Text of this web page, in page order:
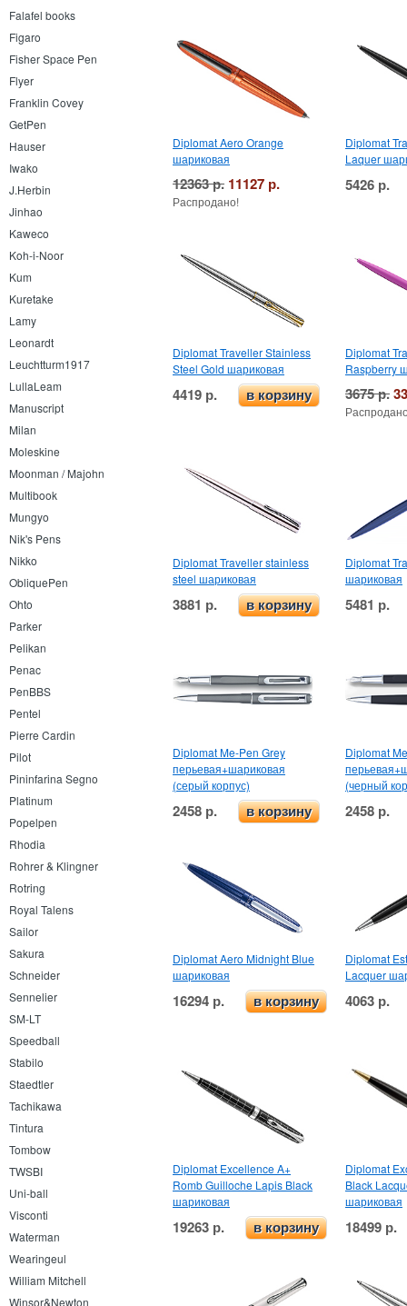
Falafel books
Figaro
Fisher Space Pen
Flyer
Franklin Covey
GetPen
Hauser
Iwako
J.Herbin
Jinhao
Kaweco
Koh-i-Noor
Kum
Kuretake
Lamy
Leonardt
Leuchtturm1917
LullaLeam
Manuscript
Milan
Moleskine
Moonman / Majohn
Multibook
Mungyo
Nik's Pens
Nikko
ObliquePen
Ohto
Parker
Pelikan
Penac
PenBBS
Pentel
Pierre Cardin
Pilot
Pininfarina Segno
Platinum
Popelpen
Rhodia
Rohrer & Klingner
Rotring
Royal Talens
Sailor
Sakura
Schneider
Sennelier
SM-LT
Speedball
Stabilo
Staedtler
Tachikawa
Tintura
Tombow
TWSBI
Uni-ball
Visconti
Waterman
Wearingeul
William Mitchell
Winsor&Newton
Diplomat Aero Orange
шариковая
12363 р. 11127 р.
Распродано!
Diplomat
Laquer
5426 р.
Diplomat Traveller Stainless
Steel Gold шариковая
4419 р. в корзину
Diplomat
Raspberry
3675 р.
Diplomat Traveller stainless
steel шариковая
3881 р. в корзину
Diplomat
шариковая
5481 р.
Diplomat Me-Pen Grey
перьевая+шариковая
(серый корпус)
2458 р. в корзину
Diplomat
(черный
2458 р.
Diplomat Aero Midnight Blue
шариковая
16294 р. в корзину
Diplomat
Lacquer
4063 р.
Diplomat Excellence A+
Romb Guilloche Lapis Black
шариковая
19263 р. в корзину
Diplomat
Black
шариковая
18499 р.